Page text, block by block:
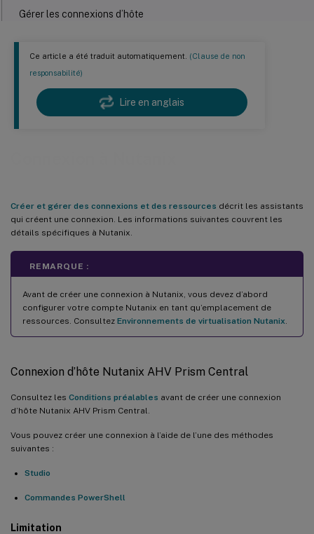
Ce article a été traduit automatiquement. (Clause de non
responsabilité)
Lire en anglais
Créer et gérer des connexions et des ressources décrit les assistants
qui créent une connexion. Les informations suivantes couvrent les
détails spécifiques à Nutanix.
REMARQUE :
Avant de créer une connexion à Nutanix, vous devez d’abord
configurer votre compte Nutanix en tant qu’emplacement de
ressources. Consultez Environnements de virtualisation Nutanix
Connexion d’hôte Nutanix AHV Prism Central
Consultez les Conditions préalables avant de créer une connexion
d’hôte Nutanix AHV Prism Central.
Vous pouvez créer une connexion à l’aide de l’une des méthodes
suivantes :
Studio
Commandes PowerShell
Limitation
Gérer les connexions d’hôte
Connexion d’hôte Nutanix AHV, Nutanix AHV PC ou Nutanix AHV DRaaS
Étapes suivantes
Plus d’informations